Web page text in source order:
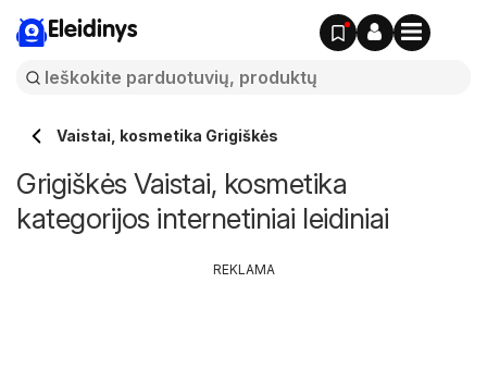
Eleidinys
Vaistai, kosmetika Grigiškės
Grigiškės Vaistai, kosmetika
kategorijos internetiniai leidiniai
REKLAMA